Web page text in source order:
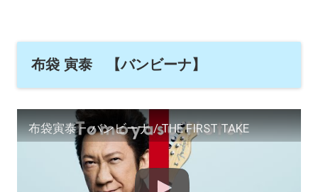
布袋 寅泰 【バンビーナ】
布袋寅泰 – バンビーナ / THE FIRST TAKE